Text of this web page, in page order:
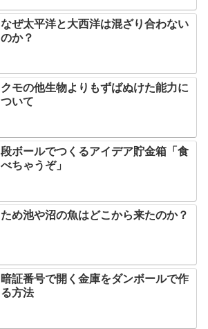
なぜ太平洋と大西洋は混ざり合わない
のか？
クモの他生物よりもずばぬけた能力に
ついて
段ボールでつくるアイデア貯金箱「食
べちゃうぞ」
ため池や沼の魚はどこから来たのか？
暗証番号で開く金庫をダンボールで作
る方法